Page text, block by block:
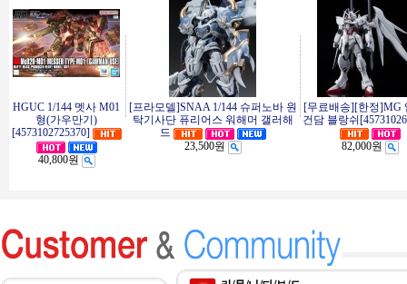
HGUC 1/144 멧사 M01
형(가우만기)
[4573102725370]
40,800원
[프라모델]SNAA 1/144 슈퍼노바 원
탁기사단 퓨리어스 워해머 갤러해
드
23,500원
[무료배송][한정]MG
건담 블랑쉬
82,000원